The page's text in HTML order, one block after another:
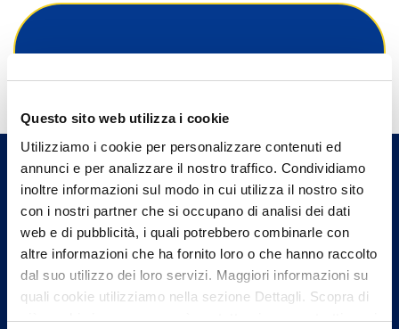
Questo sito web utilizza i cookie
Utilizziamo i cookie per personalizzare contenuti ed
annunci e per analizzare il nostro traffico. Condividiamo
inoltre informazioni sul modo in cui utilizza il nostro sito
con i nostri partner che si occupano di analisi dei dati
web e di pubblicità, i quali potrebbero combinarle con
altre informazioni che ha fornito loro o che hanno raccolto
dal suo utilizzo dei loro servizi. Maggiori informazioni su
quali cookie utilizziamo nella sezione Dettagli. Scopra di
più su chi siamo, come può contattarci e come trattiamo i
Trova l'Agenzia più vicina a te e parla con
un nostro Agente.
Contattaci